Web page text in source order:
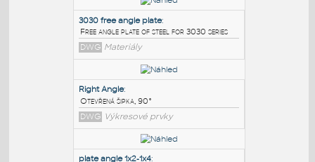
PODOBNÉ BLOKY
3030 free angle plate
Free angle plate of steel for 3030 series
DWG Materiály